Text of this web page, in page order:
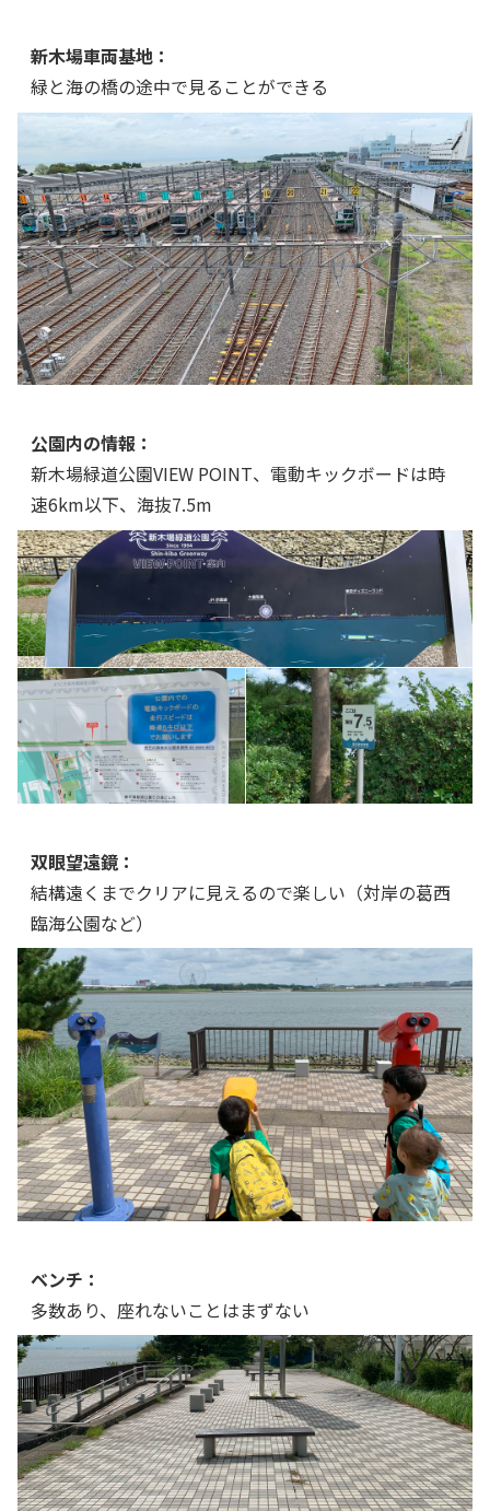
新木場車両基地：
緑と海の橋の途中で見ることができる
公園内の情報：
新木場緑道公園VIEW POINT、電動キックボードは時
速6km以下、海抜7.5m
双眼望遠鏡：
結構遠くまでクリアに見えるので楽しい（対岸の葛西
臨海公園など）
ベンチ：
多数あり、座れないことはまずない